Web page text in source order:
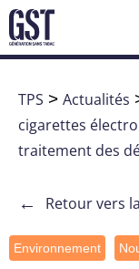
TPS > Actualités
cigarettes
traitement des
← Retour vers
Environnement